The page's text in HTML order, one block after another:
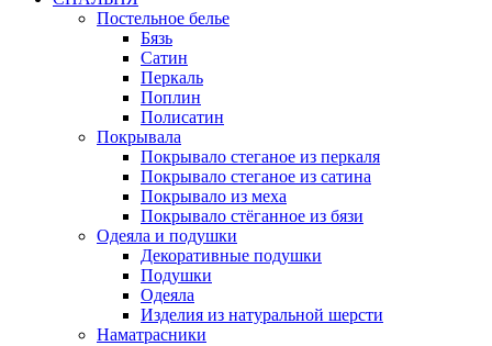
Постельное белье
Бязь
Сатин
Перкаль
Поплин
Полисатин
Покрывала
Покрывало стеганое из перкаля
Покрывало стеганое из сатина
Покрывало из меха
Покрывало стёганное из бязи
Одеяла и подушки
Декоративные подушки
Подушки
Одеяла
Изделия из натуральной шерсти
Наматраcники